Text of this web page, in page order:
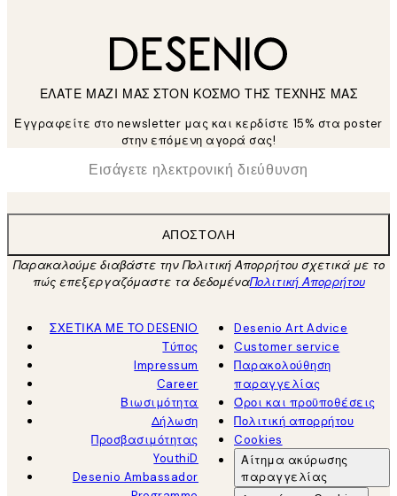
ΕΛΑΤΕ ΜΑΖΙ ΜΑΣ ΣΤΟΝ ΚΟΣΜΟ ΤΗΣ ΤΕΧΝΗΣ ΜΑΣ
Εγγραφείτε στο newsletter μας και κερδίστε 15% στα poster
στην επόμενη αγορά σας!
Ηλεκτρονική Διεύθυνση
ΑΠΟΣΤΟΛΉ
Παρακαλούμε διαβάστε την Πολιτική Απορρήτου σχετικά με το
πώς επεξεργαζόμαστε τα δεδομέναΠολιτική Απορρήτου
ΣΧΕΤΙΚΑ ΜΕ ΤΟ DESENIO
Τύπος
Impressum
Career
Βιωσιμότητα
Δήλωση
Προσβασιμότητας
YouthiD
Desenio Ambassador
Desenio Art Advice
Customer service
Παρακολούθηση
παραγγελίας
Όροι και προϋποθέσεις
Πολιτική απορρήτου
Cookies
Αίτημα ακύρωσης
παραγγελίας